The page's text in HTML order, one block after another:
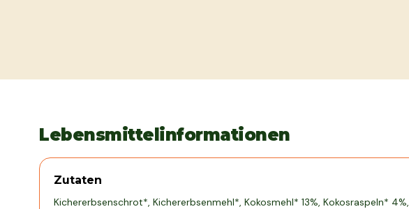
Lebensmittelinformationen
Zutaten
Kichererbsenschrot*, Kichererbsenmehl*, Kokosmehl* 13%, Kokosraspeln* 4%,